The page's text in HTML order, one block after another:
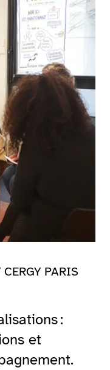
PARIS
:
et